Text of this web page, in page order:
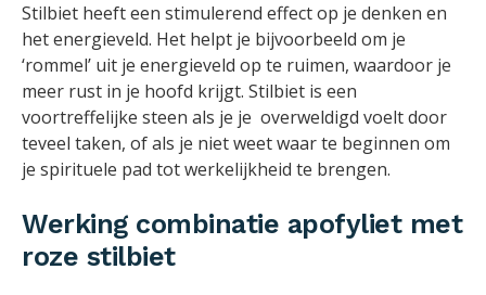
Stilbiet heeft een stimulerend effect op je denken en
het energieveld. Het helpt je bijvoorbeeld om je
‘rommel’ uit je energieveld op te ruimen, waardoor je
meer rust in je hoofd krijgt. Stilbiet is een
voortreffelijke steen als je je overweldigd voelt door
teveel taken, of als je niet weet waar te beginnen om
je spirituele pad tot werkelijkheid te brengen.
Werking combinatie apofyliet met
roze stilbiet